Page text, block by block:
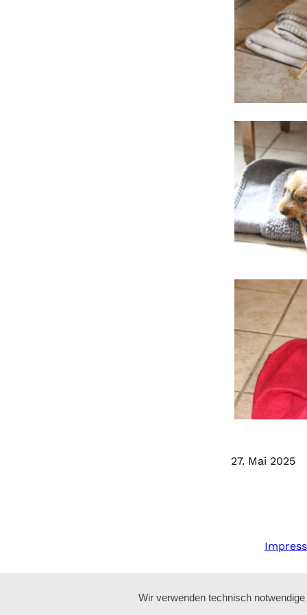
27. Mai 2025
Wir verwenden technisch